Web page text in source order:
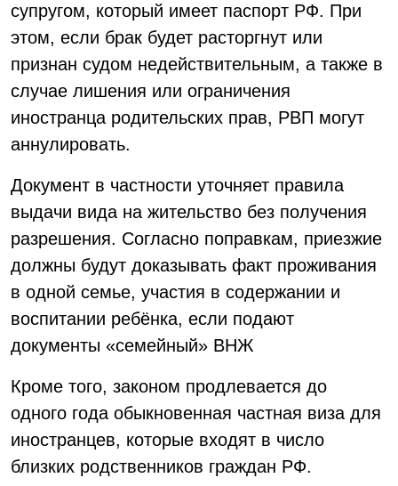
супругом, который имеет паспорт РФ. При
этом, если брак будет расторгнут или
признан судом недействительным, а также в
случае лишения или ограничения
иностранца родительских прав, РВП могут
аннулировать.
Документ в частности уточняет правила
выдачи вида на жительство без получения
разрешения. Согласно поправкам, приезжие
должны будут доказывать факт проживания
в одной семье, участия в содержании и
воспитании ребёнка, если подают
документы «семейный» ВНЖ
Кроме того, законом продлевается до
одного года обыкновенная частная виза для
иностранцев, которые входят в число
близких родственников граждан РФ.